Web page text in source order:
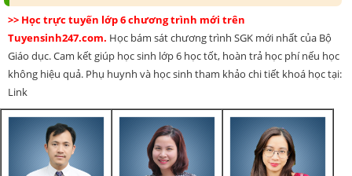
>> Học trực tuyến lớp 6 chương trình mới trên
Tuyensinh247.com. Học bám sát chương trình SGK mới nhất của Bộ
Giáo dục. Cam kết giúp học sinh lớp 6 học tốt, hoàn trả học phí nếu học
không hiệu quả. Phụ huynh và học sinh tham khảo chi tiết khoá học tại:
Link